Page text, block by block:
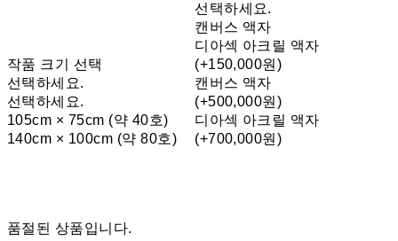
작품 크기 선택
선택하세요.
선택하세요.
105cm × 75cm (약 40호)
140cm × 100cm (약 80호)
선택하세요.
캔버스 액자
디아섹 아크릴 액자
(+150,000원)
캔버스 액자
(+500,000원)
디아섹 아크릴 액자
(+700,000원)
품절된 상품입니다.